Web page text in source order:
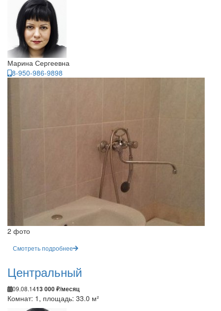
Марина Сергеевна
8-950-986-9898
2 фото
Смотреть подробнее
Центральный
09.08.1413 000 ₽/месяц
Комнат: 1, площадь: 33.0 м²